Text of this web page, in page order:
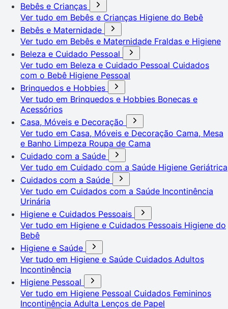
Bebês e Crianças
Ver tudo em Bebês e Crianças Higiene do Bebê
Bebês e Maternidade
Ver tudo em Bebês e Maternidade Fraldas e Higiene
Beleza e Cuidado Pessoal
Ver tudo em Beleza e Cuidado Pessoal Cuidados
com o Bebê Higiene Pessoal
Brinquedos e Hobbies
Ver tudo em Brinquedos e Hobbies Bonecas e
Acessórios
Casa, Móveis e Decoração
Ver tudo em Casa, Móveis e Decoração Cama, Mesa
e Banho Limpeza Roupa de Cama
Cuidado com a Saúde
Ver tudo em Cuidado com a Saúde Higiene Geriátrica
Cuidados com a Saúde
Ver tudo em Cuidados com a Saúde Incontinência
Urinária
Higiene e Cuidados Pessoais
Ver tudo em Higiene e Cuidados Pessoais Higiene do
Bebê
Higiene e Saúde
Ver tudo em Higiene e Saúde Cuidados Adultos
Incontinência
Higiene Pessoal
Ver tudo em Higiene Pessoal Cuidados Femininos
Incontinência Adulta Lenços de Papel